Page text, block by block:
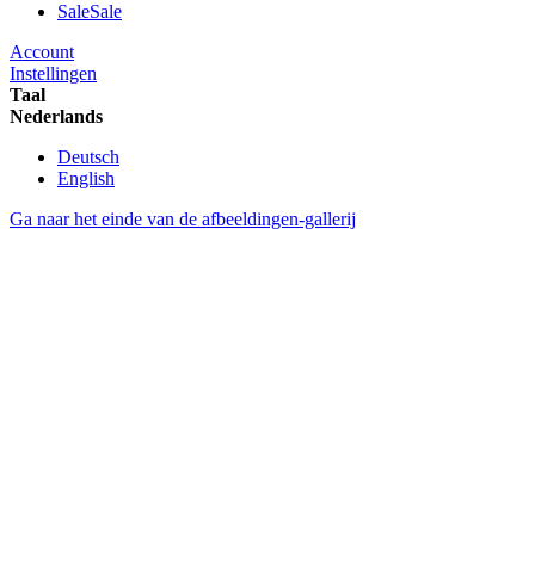
SaleSale
Account
Instellingen
Taal
Nederlands
Deutsch
English
Ga naar het einde van de afbeeldingen-gallerij